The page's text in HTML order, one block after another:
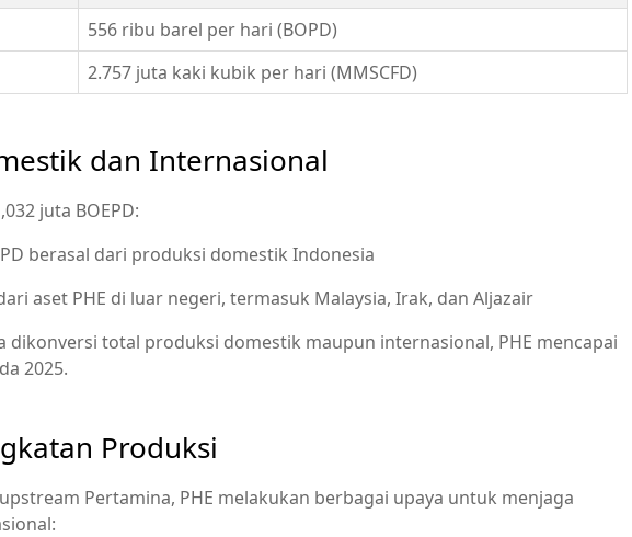
556 ribu barel per hari (BOPD)
2.757 juta kaki kubik per hari (MMSCFD)
dan Internasional
juta BOEPD:
berasal dari produksi domestik Indonesia
aset PHE di luar negeri, termasuk Malaysia, Irak, dan Aljazair
dikonversi total produksi domestik maupun internasional, PHE mencapai
2025.
Produksi
Pertamina, PHE melakukan berbagai upaya untuk menjaga